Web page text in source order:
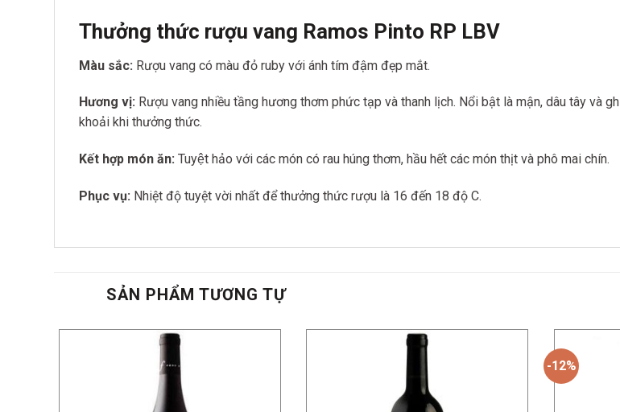
Thưởng thức rượu vang Ramos Pinto RP LBV
Màu sắc: Rượu vang có màu đỏ ruby với ánh tím đậm đẹp mắt.
Hương vị: Rượu vang nhiều tầng hương thơm phức tạp và thanh lịch. Nổi bật là mận, dâu tây và
khoải khi thưởng thức.
Kết hợp món ăn: Tuyệt hảo với các món có rau húng thơm, hầu hết các món thịt và phô mai chín.
Phục vụ: Nhiệt độ tuyệt vời nhất để thưởng thức rượu là 16 đến 18 độ C.
SẢN PHẨM TƯƠNG TỰ
-12%